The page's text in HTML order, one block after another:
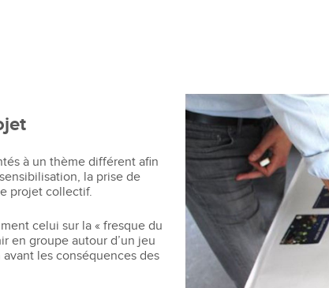
à un thème différent afin
la prise de
projet collectif.
celui sur la « fresque du
en groupe autour d’un jeu
les conséquences des
Mastère Marketing Produit :
Cosmétiques et Bien-être
Mastère Big Data & Intelligence
MBA
MBA Management et Gestion d'un
Centre de Profit